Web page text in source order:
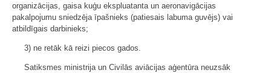
organizācijas, gaisa kuģu ekspluatanta un aeronavigācijas
pakalpojumu sniedzēja īpašnieks (patiesais labuma guvējs) vai
atbildīgais darbinieks;
3) ne retāk kā reizi piecos gados.
Satiksmes ministrija un Civilās aviācijas aģentūra neuzsāk